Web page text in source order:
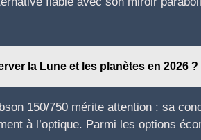
la Lune et les planètes en 2026 ?
150/750 mérite attention : sa
à l’optique. Parmi les options